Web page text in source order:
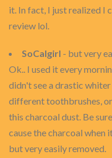
it. In fact, I just realized I
review lol.
SoCalgirl - but very
Ok.. I used it every
didn't see a drastic
different toothbrushes,
this charcoal dust. Be
cause the charcoal when
but very easily removed.